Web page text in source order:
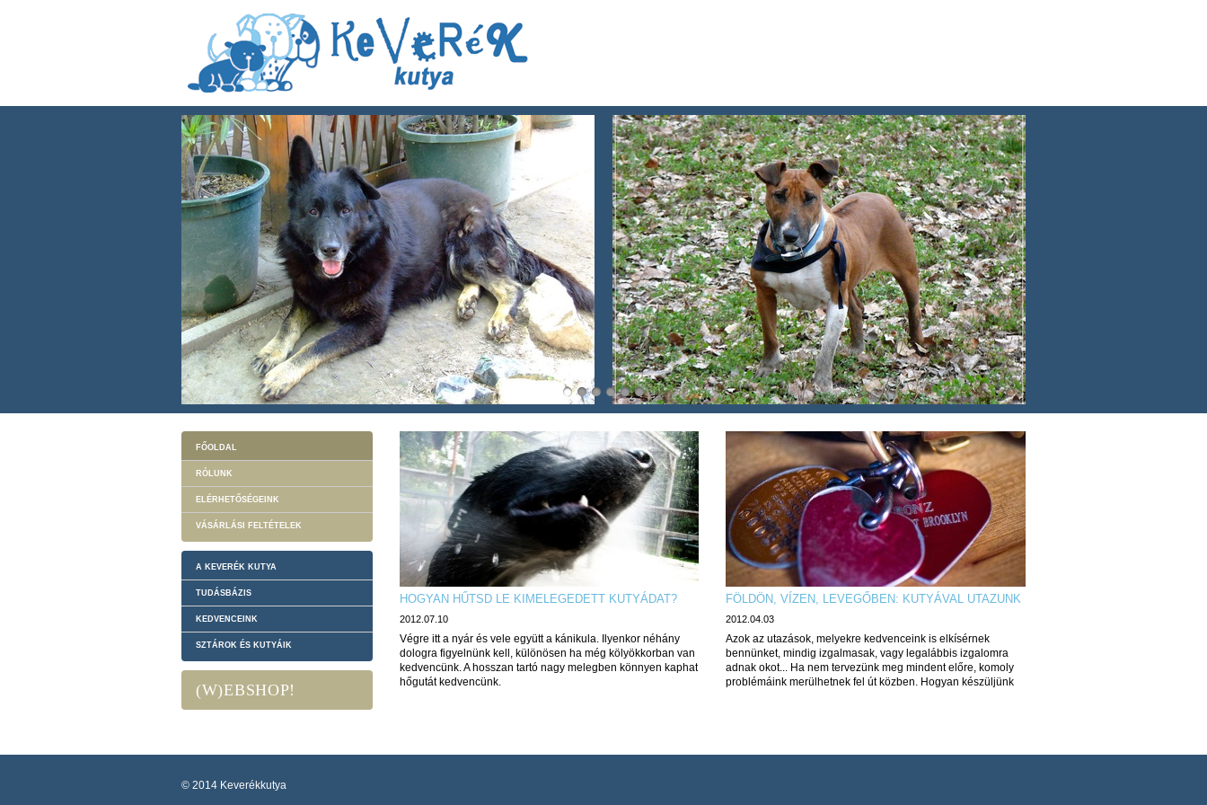
FŐOLDAL
RÓLUNK
ELÉRHETŐSÉGEINK
VÁSÁRLÁSI FELTÉTELEK
A KEVERÉK KUTYA
TUDÁSBÁZIS
KEDVENCEINK
SZTÁROK ÉS KUTYÁIK
(W)EBSHOP!
HOGYAN HŰTSD LE KIMELEGEDETT KUTYÁDAT?
2012.07.10
Végre itt a nyár és vele együtt a kánikula. Ilyenkor néhány
dologra figyelnünk kell, különösen ha még kölyökkorban van
kedvencünk. A hosszan tartó nagy melegben könnyen kaphat
hőgutát kedvencünk.
FÖLDÖN, VÍZEN, LEVEGŐBEN: KUTYÁVAL UTAZUNK
2012.04.03
Azok az utazások, melyekre kedvenceink is elkísérnek
bennünket, mindig izgalmasak, vagy legalábbis izgalomra
adnak okot... Ha nem tervezünk meg mindent előre, komoly
problémáink merülhetnek fel út közben. Hogyan készüljünk
© 2014 Keverékkutya